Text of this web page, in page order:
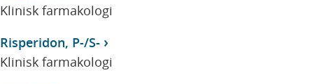
Klinisk farmakologi
Risperidon, P-/S-
Klinisk farmakologi